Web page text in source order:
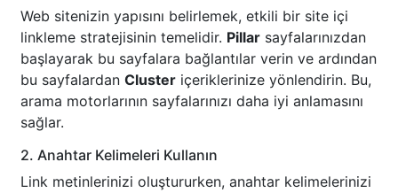
Web sitenizin yapısını belirlemek, etkili bir site içi
linkleme stratejisinin temelidir. Pillar sayfalarınızdan
başlayarak bu sayfalara bağlantılar verin ve ardından
bu sayfalardan Cluster içeriklerinize yönlendirin. Bu,
arama motorlarının sayfalarınızı daha iyi anlamasını
sağlar.
2. Anahtar Kelimeleri Kullanın
Link metinlerinizi oluştururken, anahtar kelimelerinizi